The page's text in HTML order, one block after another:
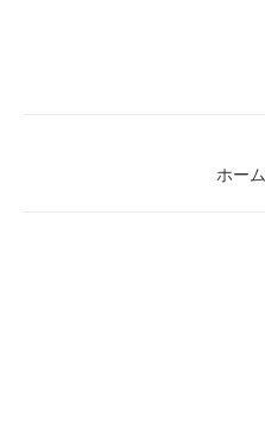
ホーム